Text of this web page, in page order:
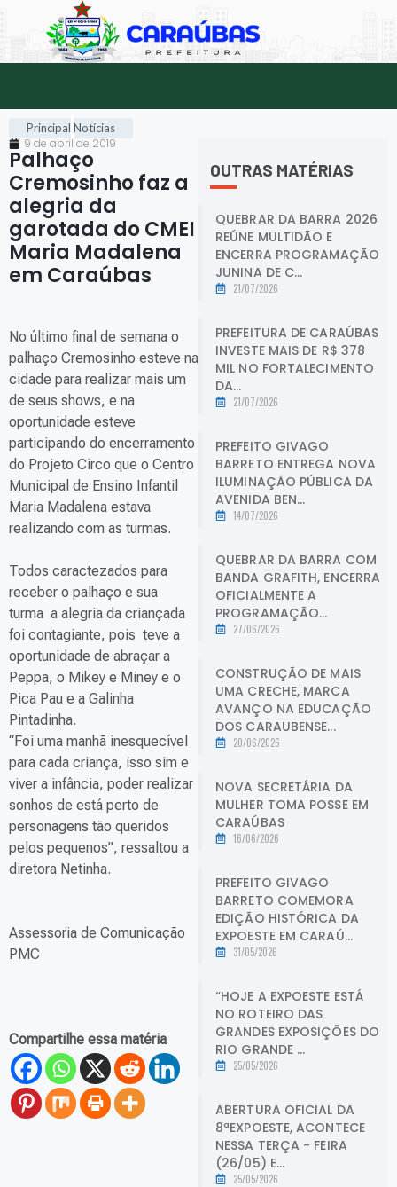
Principal Notícias
9 de abril de 2019
Palhaço
Cremosinho faz a
alegria da
garotada do CMEI
Maria Madalena
em Caraúbas
No último final de semana o
palhaço Cremosinho esteve na
cidade para realizar mais um
de seus shows, e na
oportunidade esteve
participando do encerramento
do Projeto Circo que o Centro
Municipal de Ensino Infantil
Maria Madalena estava
realizando com as turmas.
Todos caractezados para
receber o palhaço e sua
turma a alegria da criançada
foi contagiante, pois teve a
oportunidade de abraçar a
Peppa, o Mikey e Miney e o
Pica Pau e a Galinha
Pintadinha.
“Foi uma manhã inesquecível
para cada criança, isso sim e
viver a infância, poder realizar
sonhos de está perto de
personagens tão queridos
pelos pequenos”, ressaltou a
diretora Netinha.
Assessoria de Comunicação
PMC
Compartilhe essa matéria
OUTRAS MATÉRIAS
QUEBRAR DA BARRA 2026
REÚNE MULTIDÃO E
ENCERRA PROGRAMAÇÃO
JUNINA DE C...
21/07/2026
PREFEITURA DE CARAÚBAS
INVESTE MAIS DE R$ 378
MIL NO FORTALECIMENTO
DA...
21/07/2026
PREFEITO GIVAGO
BARRETO ENTREGA NOVA
ILUMINAÇÃO PÚBLICA DA
AVENIDA BEN...
14/07/2026
QUEBRAR DA BARRA COM
BANDA GRAFITH, ENCERRA
OFICIALMENTE A
PROGRAMAÇÃO...
27/06/2026
CONSTRUÇÃO DE MAIS
UMA CRECHE, MARCA
AVANÇO NA EDUCAÇÃO
DOS CARAUBENSE...
20/06/2026
NOVA SECRETÁRIA DA
MULHER TOMA POSSE EM
CARAÚBAS
16/06/2026
PREFEITO GIVAGO
BARRETO COMEMORA
EDIÇÃO HISTÓRICA DA
EXPOESTE EM CARAÚ...
31/05/2026
“HOJE A EXPOESTE ESTÁ
NO ROTEIRO DAS
GRANDES EXPOSIÇÕES DO
RIO GRANDE ...
25/05/2026
ABERTURA OFICIAL DA
8ªEXPOESTE, ACONTECE
NESSA TERÇA - FEIRA
(26/05) E...
25/05/2026